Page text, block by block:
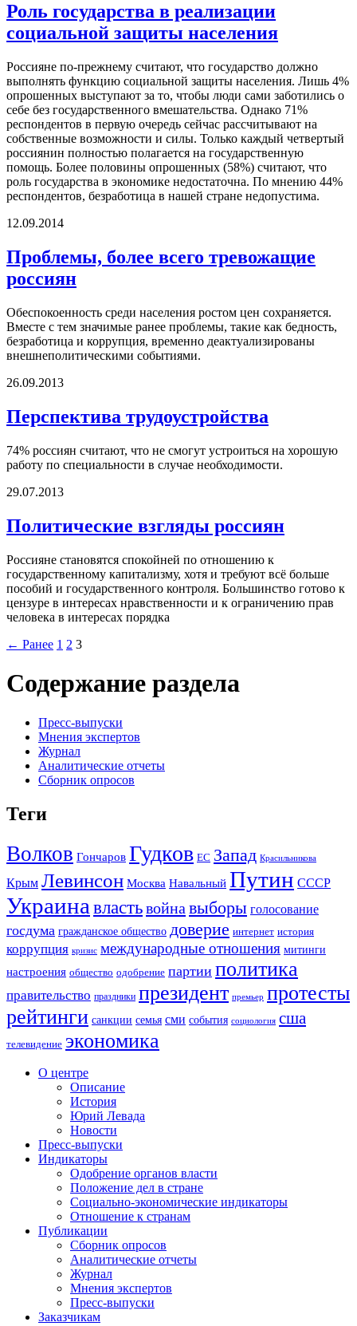
Роль государства в реализации
социальной защиты населения
Россияне по-прежнему считают, что государство должно
выполнять функцию социальной защиты населения. Лишь 4%
опрошенных выступают за то, чтобы люди сами заботились о
себе без государственного вмешательства. Однако 71%
респондентов в первую очередь сейчас рассчитывают на
собственные возможности и силы. Только каждый четвертый
россиянин полностью полагается на государственную
помощь. Более половины опрошенных (58%) считают, что
роль государства в экономике недостаточна. По мнению 44%
респондентов, безработица в нашей стране недопустима.
12.09.2014
Проблемы, более всего тревожащие
россиян
Обеспокоенность среди населения ростом цен сохраняется.
Вместе с тем значимые ранее проблемы, такие как бедность,
безработица и коррупция, временно деактуализированы
внешнеполитическими событиями.
26.09.2013
Перспектива трудоустройства
74% россиян считают, что не смогут устроиться на хорошую
работу по специальности в случае необходимости.
29.07.2013
Политические взгляды россиян
Россияне становятся спокойней по отношению к
государственному капитализму, хотя и требуют всё больше
пособий и государственного контроля. Большинство готово к
цензуре в интересах нравственности и к ограничению прав
человека в интересах порядка
← Ранее 1 2 3
Содержание раздела
Пресс-выпуски
Мнения экспертов
Журнал
Аналитические отчеты
Сборник опросов
Теги
Волков Гончаров Гудков ЕС Запад Красильникова
Крым Левинсон Москва Навальный Путин СССР
Украина властьвойна выборы голосование
госдума гражданское общество доверие интернет история
коррупция кризис международные отношения митинги
настроения общество одобрение партии политика
правительство праздники президент премьер протесты
рейтинги санкции семья сми события социология сша
телевидение экономика
О центре
Описание
История
Юрий Левада
Новости
Пресс-выпуски
Индикаторы
Одобрение органов власти
Положение дел в стране
Социально-экономические индикаторы
Отношение к странам
Публикации
Сборник опросов
Аналитические отчеты
Журнал
Мнения экспертов
Пресс-выпуски
Заказчикам